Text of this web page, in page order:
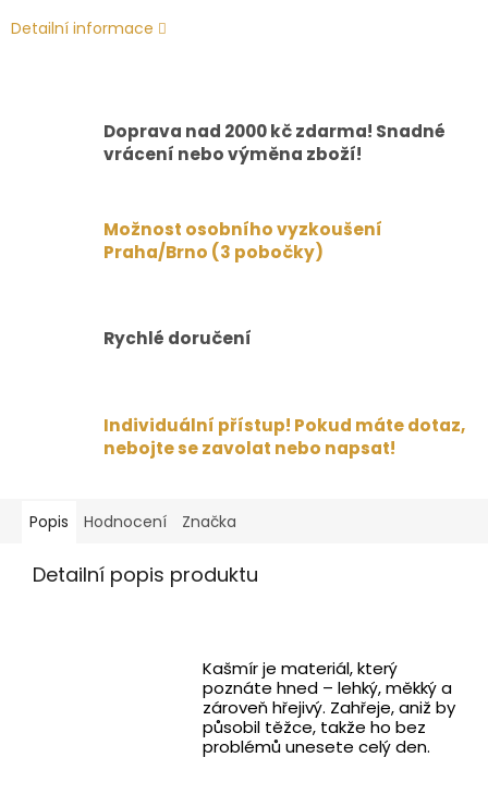
Detailní informace
Doprava nad 2000 kč zdarma! Snadné
vrácení nebo výměna zboží!
Možnost osobního vyzkoušení
Praha/Brno (3 pobočky)
Rychlé doručení
Individuální přístup! Pokud máte dotaz,
nebojte se zavolat nebo napsat!
Popis Hodnocení Značka
Detailní popis produktu
Kašmír je materiál, který
poznáte hned – lehký, měkký a
zároveň hřejivý. Zahřeje, aniž by
působil těžce, takže ho bez
problémů unesete celý den.